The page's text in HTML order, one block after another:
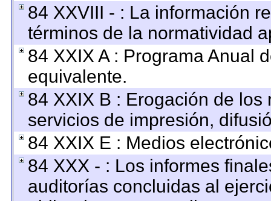
84 XXVIII - : La información
términos de la normatividad
84 XXIX A : Programa Anual
equivalente.
84 XXIX B : Erogación de
servicios de impresión,
84 XXIX E : Medios
84 XXX - : Los informes
auditorías concluidas al